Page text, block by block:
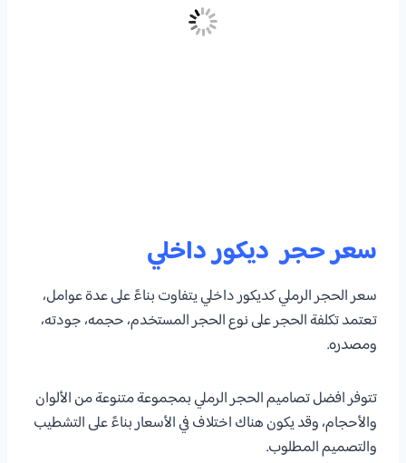
سعر حجر ديكور داخلي
سعر الحجر الرملي كديكور داخلي يتفاوت بناءً على عدة عوامل،
تعتمد تكلفة الحجر على نوع الحجر المستخدم، حجمه، جودته،
ومصدره.
تتوفر افضل تصاميم الحجر الرملي بمجموعة متنوعة من الألوان
والأحجام، وقد يكون هناك اختلاف في الأسعار بناءً على التشطيب
والتصميم المطلوب.